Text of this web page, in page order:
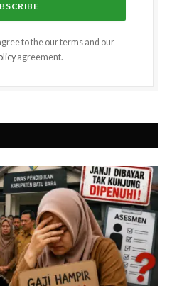
to the our terms and our
agreement.